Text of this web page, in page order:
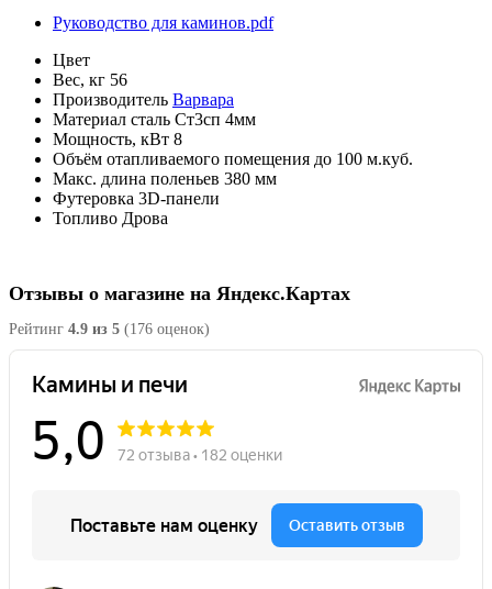
Руководство для каминов.pdf
Цвет
Вес, кг 56
Производитель Варвара
Материал сталь Ст3сп 4мм
Мощность, кВт 8
Объём отапливаемого помещения до 100 м.куб.
Макс. длина поленьев 380 мм
Футеровка 3D-панели
Топливо Дрова
Отзывы о магазине на Яндекс.Картах
Рейтинг 4.9 из 5 (176 оценок)